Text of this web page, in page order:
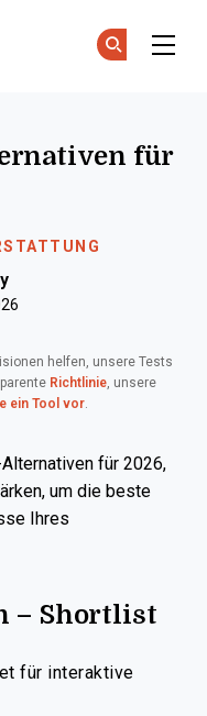
für
helfen, unsere Tests
Richtlinie, unsere
ein Tool vor.
für 2026,
um die beste
Ihres
– Shortlist
für interaktive